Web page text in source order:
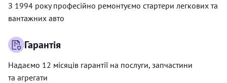
З 1994 року професійно ремонтуємо стартери легкових та
вантажних авто
Гарантія
Надаємо 12 місяців гарантії на послуги, запчастини
та агрегати